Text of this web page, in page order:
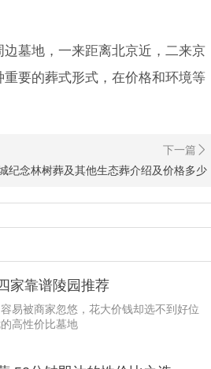
墓地，一来距离北京近，二来京
要的葬式形式，在价格和环境等
纪念林树葬及其他生态葬介绍及价格多少
家靠谱陵园推荐
易被商家忽悠，花大价钱却选不到好位
高性价比墓地